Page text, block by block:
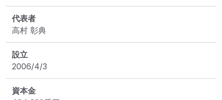
代表者
高村 彰典
設立
2006/4/3
資本金